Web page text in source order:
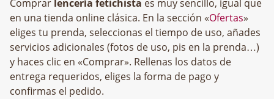
Comprar lencería fetichista es muy sencillo, igual que
en una tienda online clásica. En la sección «Ofertas»
eliges tu prenda, seleccionas el tiempo de uso, añades
servicios adicionales (fotos de uso, pis en la prenda…)
y haces clic en «Comprar». Rellenas los datos de
entrega requeridos, eliges la forma de pago y
confirmas el pedido.